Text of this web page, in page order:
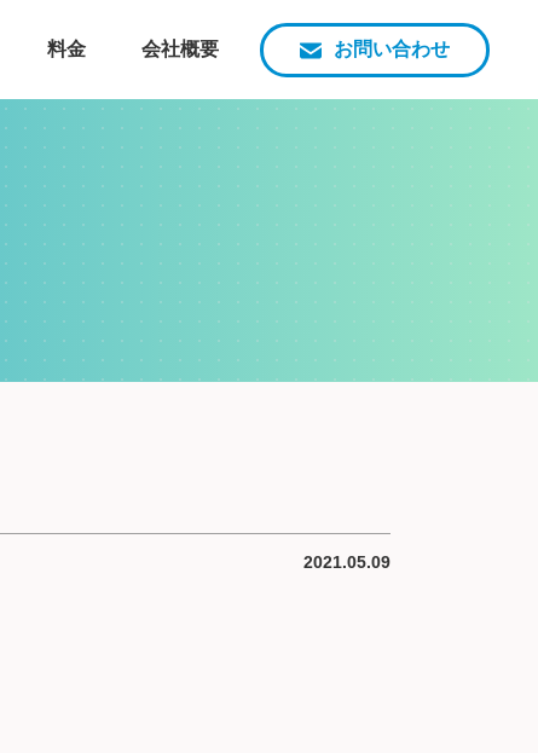
料金 会社概要 お問い合わせ
2021.05.09